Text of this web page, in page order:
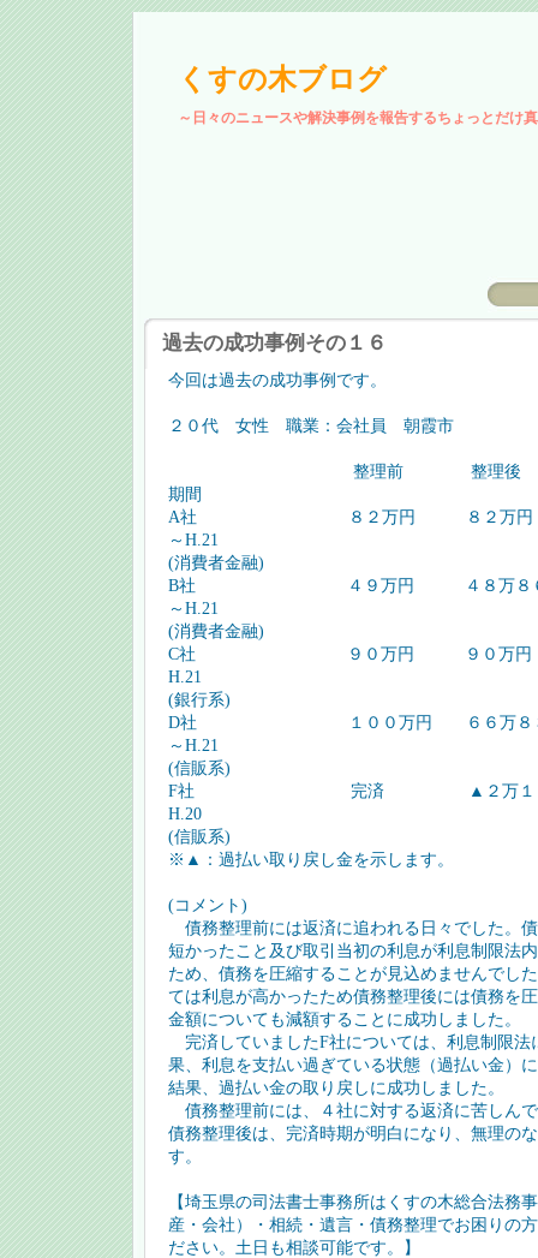
くすの木ブログ
～日々のニュースや解決事例を報告するちょっとだけ
過去の成功事例その１６
今回は過去の成功事例です。
２０代 女性 職業：会社員 朝霞市
整理前 整理
期間
A社 ８２万円 ８２
～H.21
(消費者金融)
B社 ４９万円 ４８万８６
～H.21
(消費者金融)
C社 ９０万円 ９０万
H.21
(銀行系)
D社 １００万円 ６６万８３
～H.21
(信販系)
F社 完済 ▲２万１００
H.20
(信販系)
※▲：過払い取り戻し金を示します。
(コメント)
債務整理前には返済に追われる日々でした。
短かったこと及び取引当初の利息が利息制限法
ため、債務を圧縮することが見込めませんでし
ては利息が高かったため債務整理後には債務を
金額についても減額することに成功しました。
完済していましたF社については、利息制限法
果、利息を支払い過ぎている状態（過払い金）
結果、過払い金の取り戻しに成功しました。
債務整理前には、４社に対する返済に苦しん
債務整理後は、完済時期が明白になり、無理の
す。
【埼玉県の司法書士事務所はくすの木総合法務
産・会社）・相続・遺言・債務整理でお困りの
ださい。土日も相談可能です。】